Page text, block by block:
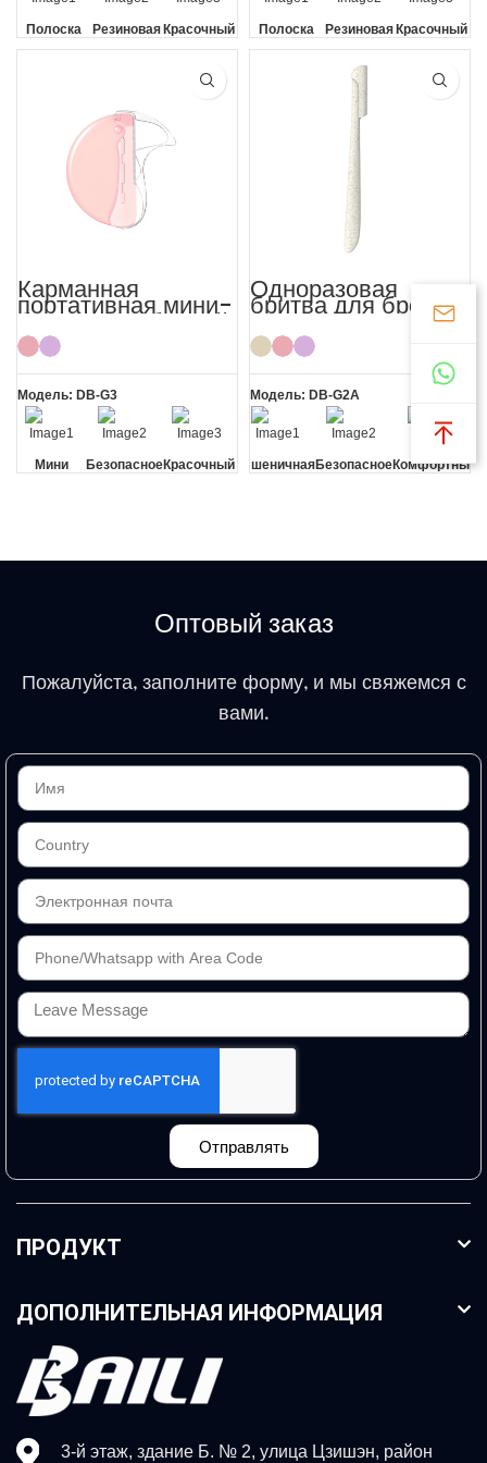
Полоска
алоэ вера
Резиновая
ручка
Красочный
Полоска
алоэ вера
Резиновая
ручка
Красочный
Карманная
портативная мини-
бритва для бровей
для женщин
Модель: DB-G3
Мини
БезопасноеКрасочный
Одноразовая
бритва для бровей
для лица из
пшеничной соломы
Модель: DB-G2A
ПшеничнаяБезопасноеКомфортный
Оптовый заказ
Пожалуйста, заполните форму, и мы свяжемся с
вами.
Отправлять
ПРОДУКТ
ДОПОЛНИТЕЛЬНАЯ ИНФОРМАЦИЯ
3-й этаж, здание Б. № 2, улица Цзишэн, район